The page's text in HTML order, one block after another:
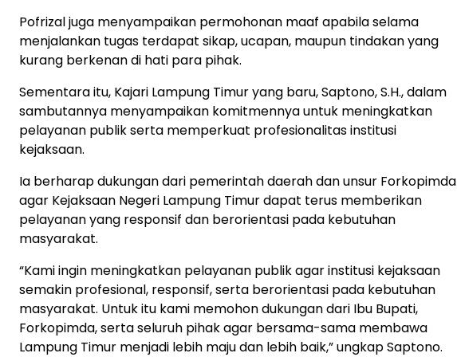
Pofrizal juga menyampaikan permohonan maaf apabila selama
menjalankan tugas terdapat sikap, ucapan, maupun tindakan yang
kurang berkenan di hati para pihak.
Sementara itu, Kajari Lampung Timur yang baru, Saptono, S.H., dalam
sambutannya menyampaikan komitmennya untuk meningkatkan
pelayanan publik serta memperkuat profesionalitas institusi
kejaksaan.
Ia berharap dukungan dari pemerintah daerah dan unsur Forkopimda
agar Kejaksaan Negeri Lampung Timur dapat terus memberikan
pelayanan yang responsif dan berorientasi pada kebutuhan
masyarakat.
“Kami ingin meningkatkan pelayanan publik agar institusi kejaksaan
semakin profesional, responsif, serta berorientasi pada kebutuhan
masyarakat. Untuk itu kami memohon dukungan dari Ibu Bupati,
Forkopimda, serta seluruh pihak agar bersama-sama membawa
Lampung Timur menjadi lebih maju dan lebih baik,” ungkap Saptono.